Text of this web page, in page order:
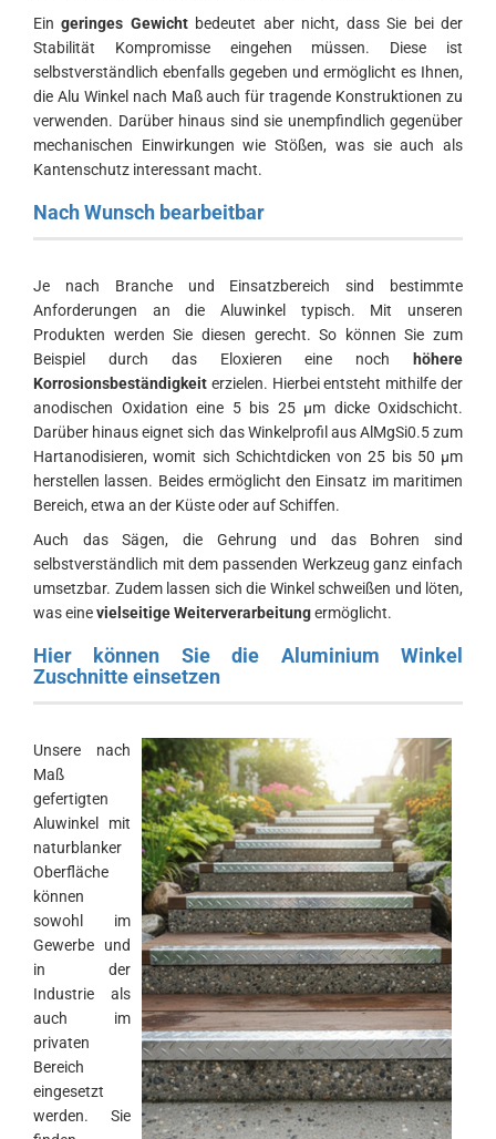
Eingeringes Gewichtbedeutet aber nicht, dass Sie bei der
Stabilität Kompromisse eingehen müssen. Diese ist
selbstverständlich ebenfalls gegeben und ermöglicht es Ihnen,
die Alu Winkel nach Maß auch für tragende Konstruktionen zu
verwenden. Darüber hinaus sind sie unempfindlich gegenüber
mechanischen Einwirkungen wie Stößen, was sie auch als
Kantenschutz interessant macht.
Nach Wunsch bearbeitbar
Je nach Branche und Einsatzbereich sind bestimmte
Anforderungen an die Aluwinkel typisch. Mit unseren
Produkten werden Sie diesen gerecht. So können Sie zum
Beispiel durch das Eloxieren eine noch
höhere
Korrosionsbeständigkeit erzielen. Hierbei entsteht mithilfe der
anodischen Oxidation eine 5 bis 25 µm dicke Oxidschicht.
Darüber hinaus eignet sich das Winkelprofil aus AlMgSi0.5 zum
Hartanodisieren, womit sich Schichtdicken von 25 bis 50 µm
herstellen lassen. Beides ermöglicht den Einsatz im maritimen
Bereich, etwa an der Küste oder auf Schiffen.
Auch das Sägen, die Gehrung und das Bohren sind
selbstverständlich mit dem passenden Werkzeug ganz einfach
umsetzbar. Zudem lassen sich die Winkel schweißen und löten,
was einevielseitige Weiterverarbeitungermöglicht.
Hier können Sie die Aluminium Winkel
Zuschnitte einsetzen
Unsere nach
Maß
gefertigten
Aluwinkel mit
naturblanker
Oberfläche
können
sowohl im
Gewerbe und
in der
Industrie als
auch im
privaten
Bereich
eingesetzt
werden. Sie